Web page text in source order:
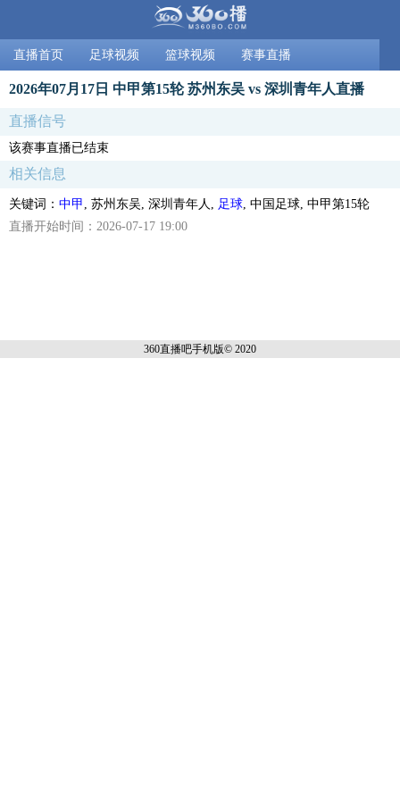
直播首页 足球视频 篮球视频 赛事直播
2026年07月17日 中甲第15轮 苏州东吴 vs 深圳青年人直播
直播信号
该赛事直播已结束
相关信息
关键词： 中甲 , 苏州东吴, 深圳青年人, 足球 , 中国足球, 中甲第15轮
直播开始时间：2026-07-17 19:00
360直播吧手机版© 2020